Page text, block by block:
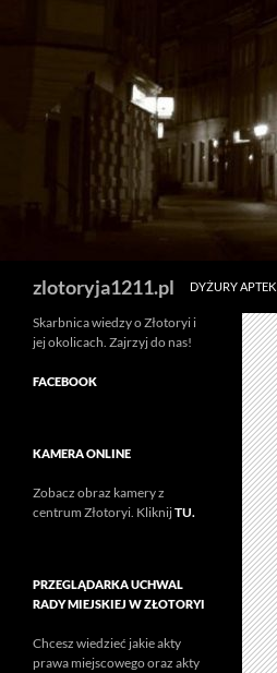
zlotoryja1211.pl DYŻURY APTEK
Skarbnica wiedzy o Złotoryi i
jej okolicach. Zajrzyj do nas!
FACEBOOK
KAMERA ONLINE
Zobacz obraz kamery z
centrum Złotoryi. KliknijTU.
PRZEGLĄDARKA UCHWAL
RADY MIEJSKIEJ W ZŁOTORYI
Chcesz wiedzieć jakie akty
prawa miejscowego oraz akty